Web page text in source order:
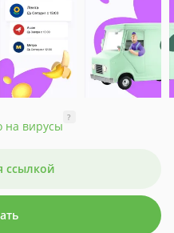
на вирусы
?
ссылкой